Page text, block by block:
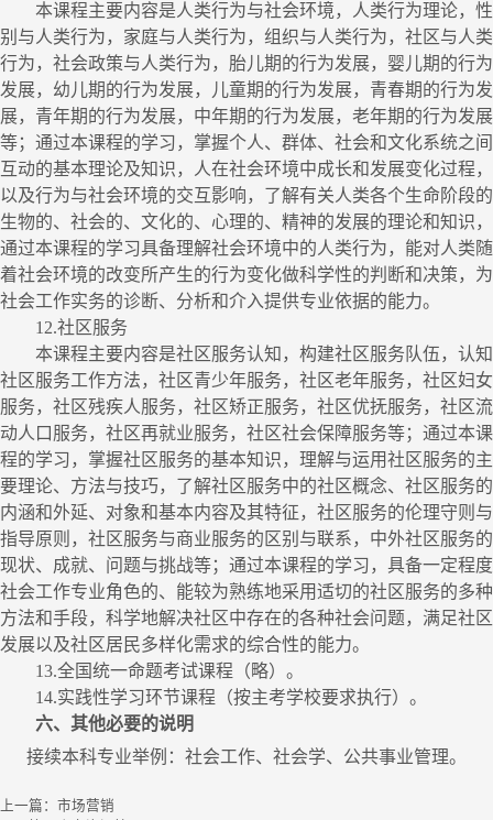
本课程主要内容是人类行为与社会环境，人类行为理论，性
别与人类行为，家庭与人类行为，组织与人类行为，社区与人类
行为，社会政策与人类行为，胎儿期的行为发展，婴儿期的行为
发展，幼儿期的行为发展，儿童期的行为发展，青春期的行为发
展，青年期的行为发展，中年期的行为发展，老年期的行为发展
等；通过本课程的学习，掌握个人、群体、社会和文化系统之间
互动的基本理论及知识，人在社会环境中成长和发展变化过程，
以及行为与社会环境的交互影响，了解有关人类各个生命阶段的
生物的、社会的、文化的、心理的、精神的发展的理论和知识，
通过本课程的学习具备理解社会环境中的人类行为，能对人类随
着社会环境的改变所产生的行为变化做科学性的判断和决策，为
社会工作实务的诊断、分析和介入提供专业依据的能力。
12.社区服务
本课程主要内容是社区服务认知，构建社区服务队伍，认知
社区服务工作方法，社区青少年服务，社区老年服务，社区妇女
服务，社区残疾人服务，社区矫正服务，社区优抚服务，社区流
动人口服务，社区再就业服务，社区社会保障服务等；通过本课
程的学习，掌握社区服务的基本知识，理解与运用社区服务的主
要理论、方法与技巧，了解社区服务中的社区概念、社区服务的
内涵和外延、对象和基本内容及其特征，社区服务的伦理守则与
指导原则，社区服务与商业服务的区别与联系，中外社区服务的
现状、成就、问题与挑战等；通过本课程的学习，具备一定程度
社会工作专业角色的、能较为熟练地采用适切的社区服务的多种
方法和手段，科学地解决社区中存在的各种社会问题，满足社区
发展以及社区居民多样化需求的综合性的能力。
13.全国统一命题考试课程（略） 。
14.实践性学习环节课程（按主考学校要求执行） 。
六、其他必要的说明
接续本科专业举例：社会工作、社会学、公共事业管理。
上一篇： 市场营销